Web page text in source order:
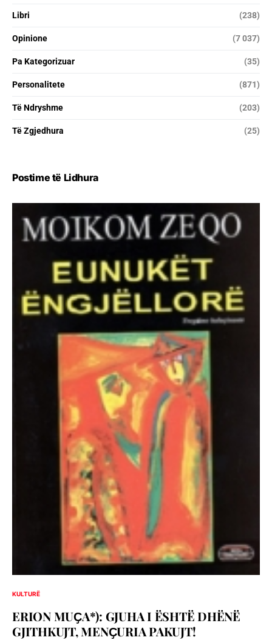
Libri (238)
Opinione (7 037)
Pa Kategorizuar (35)
Personalitete (871)
Të Ndryshme (203)
Të Zgjedhura (25)
Postime të Lidhura
KULTURË
ERION MUҪA*): GJUHA I ËSHTË DHËNË
GJITHKUJT, MENҪURIA PAKUJT!